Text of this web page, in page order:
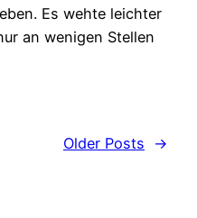
Es wehte leichter
an wenigen Stellen
Older Posts →